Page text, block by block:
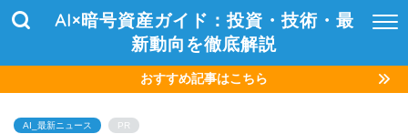
AI×暗号資産ガイド：投資・技術・最
新動向を徹底解説
おすすめ記事はこちら
AI_最新ニュース PR